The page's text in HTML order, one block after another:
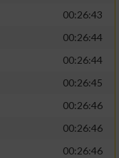
00:26:43
00:26:44
00:26:44
00:26:45
00:26:46
00:26:46
00:26:46